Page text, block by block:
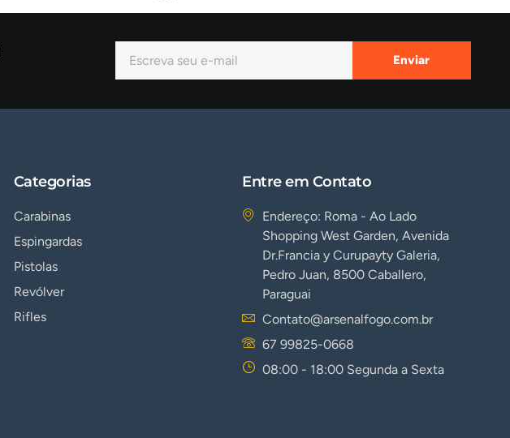
Enviar
Categorias
Carabinas
Espingardas
Pistolas
Revólver
Rifles
Entre em Contato
Endereço: Roma - Ao Lado
Shopping West Garden, Avenida
Dr.Francia y Curupayty Galeria,
Pedro Juan, 8500 Caballero,
Paraguai
Contato@arsenalfogo.com.br
67 99825-0668
08:00 - 18:00 Segunda a Sexta